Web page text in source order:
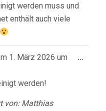
werden muss und
enthält auch viele
1. März 2026 um
werden!
von: Matthias
...